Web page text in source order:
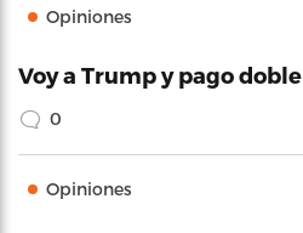
Opiniones
Voy a Trump y pago doble
0
Opiniones